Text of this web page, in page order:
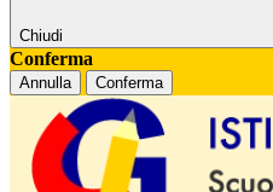
Chiudi
Conferma
Annulla Conferma